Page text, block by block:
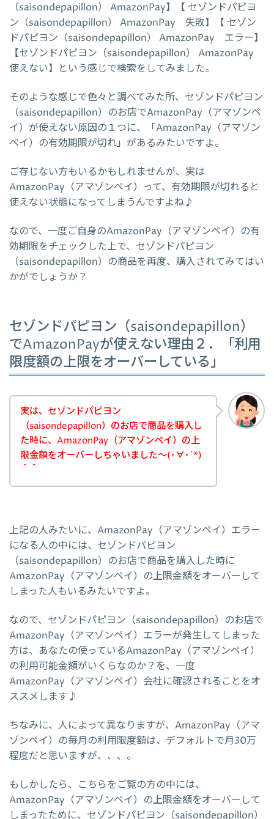
（saisondepapillon） AmazonPay】【 セゾンドパピヨ
ン（saisondepapillon） AmazonPay 失敗】【 セゾン
ドパピヨン（saisondepapillon） AmazonPay エラー】
【セゾンドパピヨン（saisondepapillon） AmazonPay
使えない】という感じで検索をしてみました。
そのような感じで色々と調べてみた所、セゾンドパピヨン
（saisondepapillon）のお店でAmazonPay（アマゾンペ
イ）が使えない原因の１つに、「AmazonPay（アマゾン
ペイ）の有効期限が切れ」があるみたいですよ。
ご存じない方もいるかもしれませんが、実は
AmazonPay（アマゾンペイ）って、有効期限が切れると
使えない状態になってしまうんですよね♪
なので、一度ご自身のAmazonPay（アマゾンペイ）の有
効期限をチェックした上で、セゾンドパピヨン
（saisondepapillon）の商品を再度、購入されてみてはい
かがでしょうか？
セゾンドパピヨン（saisondepapillon）
でAmazonPayが使えない理由２．「利用
限度額の上限をオーバーしている」
実は、セゾンドパピヨン
（saisondepapillon）のお店で商品を購入し
た時に、AmazonPay（アマゾンペイ）の上
限金額をオーバーしちゃいました～(･∀･`*)
上記の人みたいに、AmazonPay（アマゾンペイ）エラー
になる人の中には、セゾンドパピヨン
（saisondepapillon）のお店で商品を購入した時に
AmazonPay（アマゾンペイ）の上限金額をオーバーして
しまった人もいるみたいですよ。
なので、セゾンドパピヨン（saisondepapillon）のお店で
AmazonPay（アマゾンペイ）エラーが発生してしまった
方は、あなたの使っているAmazonPay（アマゾンペイ）
の利用可能金額がいくらなのか？を、一度
AmazonPay（アマゾンペイ）会社に確認されることをオ
ススメします♪
ちなみに、人によって異なりますが、AmazonPay（アマ
ゾンペイ）の毎月の利用限度額は、デフォルトで月30万
程度だと思いますが、、、。
もしかしたら、こちらをご覧の方の中には、
AmazonPay（アマゾンペイ）の上限金額をオーバーして
しまったために、セゾンドパピヨン（saisondepapillon）